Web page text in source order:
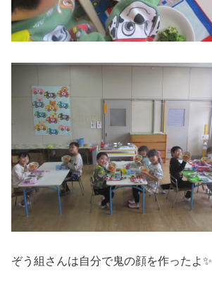
ぞう組さんは自分で鬼の顔を作ったよ✨